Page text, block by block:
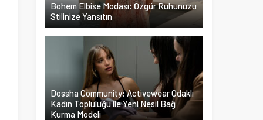
Bohem Elbise Modası: Özgür Ruhunuzu
Stilinize Yansıtın
Dossha Community: Activewear Odaklı
Kadın Topluluğu ile Yeni Nesil Bağ
Kurma Modeli